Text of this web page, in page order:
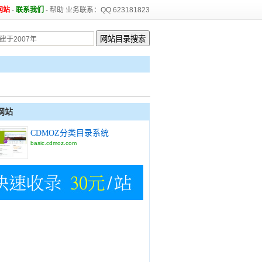
站 - 联系我们 - 帮助 业务联系：QQ 623181823
站
CDMOZ分类目录系统
basic.cdmoz.com